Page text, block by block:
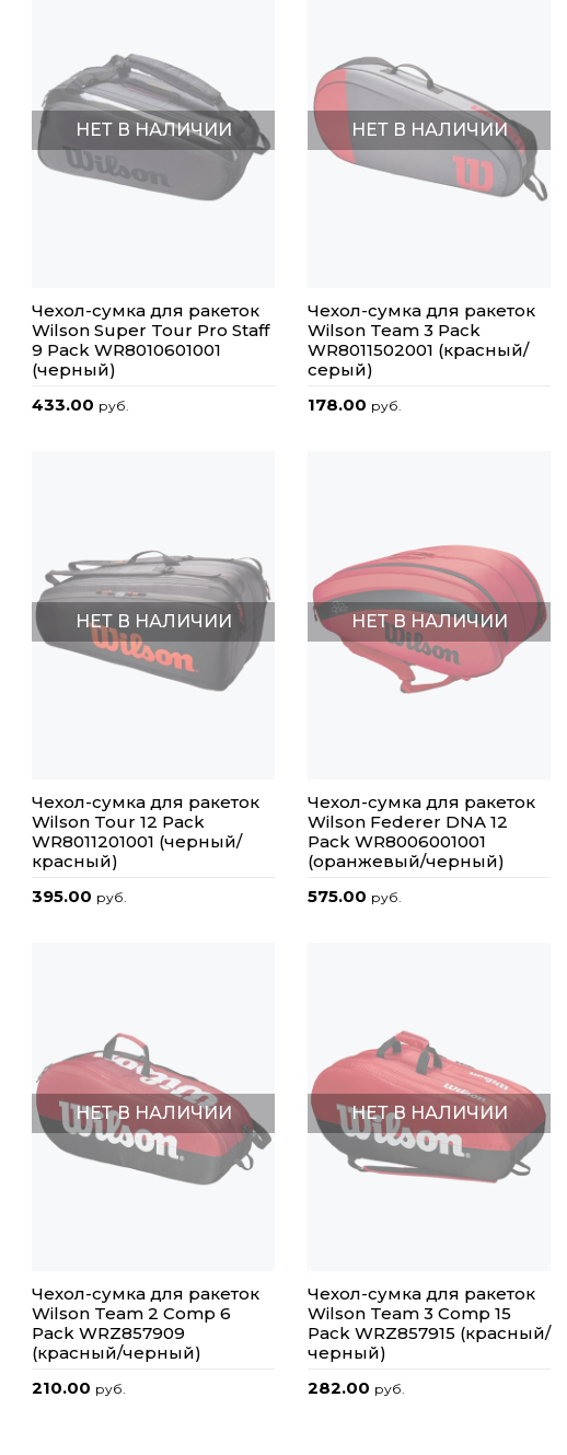
НЕТ В НАЛИЧИИ
Чехол-сумка для ракеток
Wilson Super Tour Pro Staff
9 Pack WR8010601001
(черный)
433.00 руб.
НЕТ В НАЛИЧИИ
Чехол-сумка для ракеток
Wilson Team 3 Pack
WR8011502001 (красный/
серый)
178.00 руб.
НЕТ В НАЛИЧИИ
Чехол-сумка для ракеток
Wilson Tour 12 Pack
WR8011201001 (черный/
красный)
395.00 руб.
НЕТ В НАЛИЧИИ
Чехол-сумка для ракеток
Wilson Federer DNA 12
Pack WR8006001001
(оранжевый/черный)
575.00 руб.
НЕТ В НАЛИЧИИ
Чехол-сумка для ракеток
Wilson Team 2 Comp 6
Pack WRZ857909
(красный/черный)
210.00 руб.
НЕТ В НАЛИЧИИ
Чехол-сумка для ракеток
Wilson Team 3 Comp 15
Pack WRZ857915 (красный/
черный)
282.00 руб.